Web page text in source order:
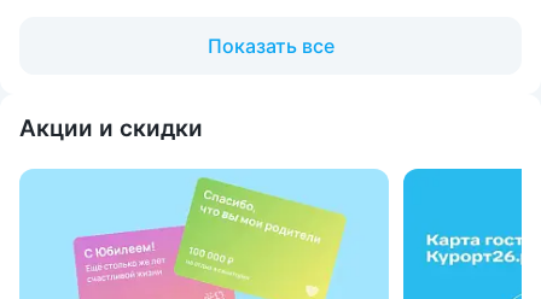
на процедуры, врачи уделяют внимание каждому
Тёплые переходы между корпусами: не нужно
выходить на улицу, чтобы посетить столовую
и процедуры
В путевку входит 4–6 разовое питание «меню-заказ»
по 7 диетам Певзнера (столы № 1–5 при
заболеваниях ЖКТ, стол № 8 для пациентов
с лишним весом, стол № 9 для диабетиков)
Показать все
Акции и скидки